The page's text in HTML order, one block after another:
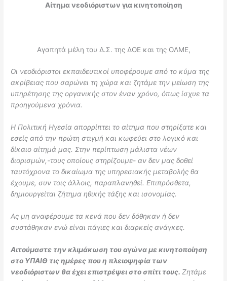
Αίτημα νεοδιόριστων για κινητοποίηση
Αγαπητά μέλη του Δ.Σ. της ΔΟΕ και της ΟΛΜΕ,
Οι νεοδιόριστοι εκπαιδευτικοί υποφέρουμε από το κύμα της
ακρίβειας που σαρώνει τη χώρα και ζητάμε την μείωση της
υπηρέτησης της οργανικής στον έναν χρόνο, όπως ίσχυε τα
προηγούμενα χρόνια.
Η Πολιτική Ηγεσία απορρίπτει το αίτημα που στηρίξατε και
εσείς από την πρώτη στιγμή και κωφεύει στο λογικό και
δίκαιο αίτημά μας. Στην περίπτωση μάλιστα νέων
διορισμών,-τους οποίους στηρίζουμε- αν δεν μας δοθεί
ταυτόχρονα το δικαίωμα της υπηρεσιακής μεταβολής θα
έχουμε, συν τοις άλλοις, παραπλανηθεί. Επιπρόσθετα,
δημιουργείται ζήτημα ηθικής τάξης και ισονομίας.
Ας μη αναφέρουμε τα κενά που δεν δόθηκαν ή δεν
συστάθηκαν ενώ είναι πάγιες και διαρκείς ανάγκες.
Αιτούμαστε την κλιμάκωση του αγώνα με κινητοποίηση
στο ΥΠΑΙΘ τις ημέρες που η πλειοψηφία των
νεοδιόριστων θα έχει επιστρέψει στο σπίτι τους. Ζητάμε